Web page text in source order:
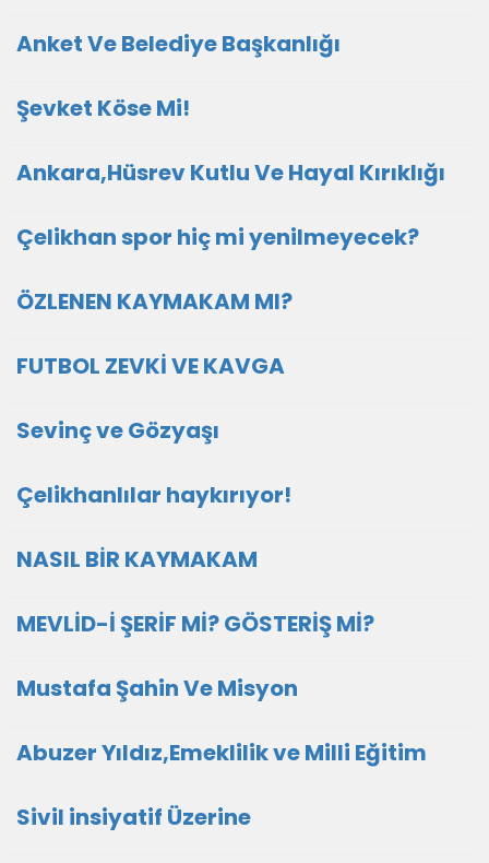
Anket Ve Belediye Başkanlığı
Şevket Köse Mi!
Ankara,Hüsrev Kutlu Ve Hayal Kırıklığı
Çelikhan spor hiç mi yenilmeyecek?
ÖZLENEN KAYMAKAM MI?
FUTBOL ZEVKİ VE KAVGA
Sevinç ve Gözyaşı
Çelikhanlılar haykırıyor!
NASIL BİR KAYMAKAM
MEVLİD-İ ŞERİF Mİ? GÖSTERİŞ Mİ?
Mustafa Şahin Ve Misyon
Abuzer Yıldız,Emeklilik ve Milli Eğitim
Sivil insiyatif Üzerine